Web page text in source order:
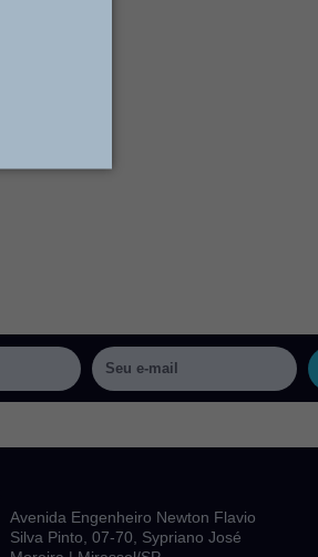
Avenida Engenheiro Newton Flavio
Silva Pinto, 07-70, Sypriano José